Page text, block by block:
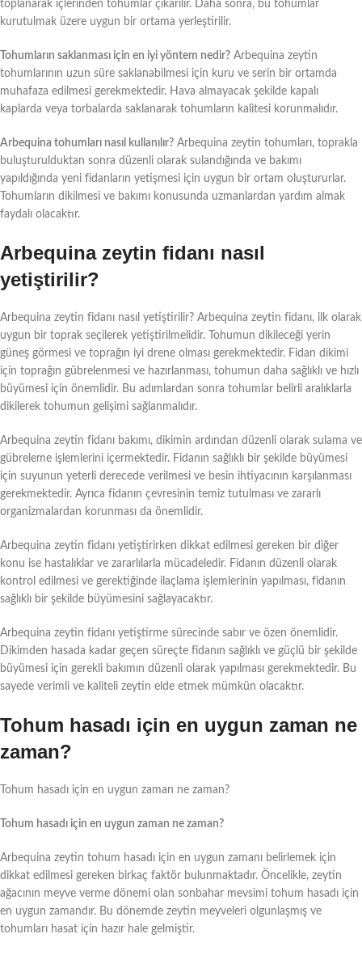
toplanarak içlerinden tohumlar çıkarılır. Daha sonra, bu tohumlar
kurutulmak üzere uygun bir ortama yerleştirilir.
Tohumların saklanması için en iyi yöntem nedir? Arbequina zeytin
tohumlarının uzun süre saklanabilmesi için kuru ve serin bir ortamda
muhafaza edilmesi gerekmektedir. Hava almayacak şekilde kapalı
kaplarda veya torbalarda saklanarak tohumların kalitesi korunmalıdır.
Arbequina tohumları nasıl kullanılır? Arbequina zeytin tohumları, toprakla
buluşturulduktan sonra düzenli olarak sulandığında ve bakımı
yapıldığında yeni fidanların yetişmesi için uygun bir ortam oluştururlar.
Tohumların dikilmesi ve bakımı konusunda uzmanlardan yardım almak
faydalı olacaktır.
Arbequina zeytin fidanı nasıl
yetiştirilir?
Arbequina zeytin fidanı nasıl yetiştirilir? Arbequina zeytin fidanı, ilk olarak
uygun bir toprak seçilerek yetiştirilmelidir. Tohumun dikileceği yerin
güneş görmesi ve toprağın iyi drene olması gerekmektedir. Fidan dikimi
için toprağın gübrelenmesi ve hazırlanması, tohumun daha sağlıklı ve hızlı
büyümesi için önemlidir. Bu adımlardan sonra tohumlar belirli aralıklarla
dikilerek tohumun gelişimi sağlanmalıdır.
Arbequina zeytin fidanı bakımı, dikimin ardından düzenli olarak sulama ve
gübreleme işlemlerini içermektedir. Fidanın sağlıklı bir şekilde büyümesi
için suyunun yeterli derecede verilmesi ve besin ihtiyacının karşılanması
gerekmektedir. Ayrıca fidanın çevresinin temiz tutulması ve zararlı
organizmalardan korunması da önemlidir.
Arbequina zeytin fidanı yetiştirirken dikkat edilmesi gereken bir diğer
konu ise hastalıklar ve zararlılarla mücadeledir. Fidanın düzenli olarak
kontrol edilmesi ve gerektiğinde ilaçlama işlemlerinin yapılması, fidanın
sağlıklı bir şekilde büyümesini sağlayacaktır.
Arbequina zeytin fidanı yetiştirme sürecinde sabır ve özen önemlidir.
Dikimden hasada kadar geçen süreçte fidanın sağlıklı ve güçlü bir şekilde
büyümesi için gerekli bakımın düzenli olarak yapılması gerekmektedir. Bu
sayede verimli ve kaliteli zeytin elde etmek mümkün olacaktır.
Tohum hasadı için en uygun zaman ne
zaman?
Tohum hasadı için en uygun zaman ne zaman?
Tohum hasadı için en uygun zaman ne zaman?
Arbequina zeytin tohum hasadı için en uygun zamanı belirlemek için
dikkat edilmesi gereken birkaç faktör bulunmaktadır. Öncelikle, zeytin
ağacının meyve verme dönemi olan sonbahar mevsimi tohum hasadı için
en uygun zamandır. Bu dönemde zeytin meyveleri olgunlaşmış ve
tohumları hasat için hazır hale gelmiştir.